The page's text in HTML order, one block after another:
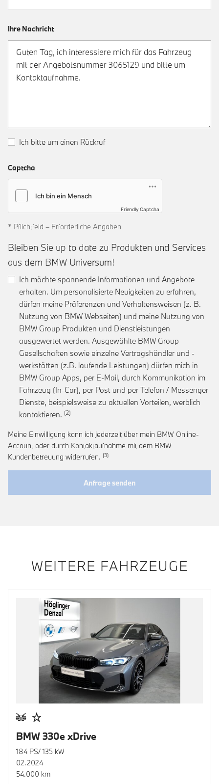
Ihre Nachricht
Ich bitte um einen Rückruf
Captcha
Friendly Captcha
* Pflichtfeld – Erforderliche Angaben
Bleiben Sie up to date zu Produkten und Services
aus dem BMW Universum!
Ich möchte spannende Informationen und Angebote
erhalten. Um personalisierte Neuigkeiten zu erfahren,
dürfen meine Präferenzen und Verhaltensweisen (z. B.
Nutzung von BMW Webseiten) und meine Nutzung von
BMW Group Produkten und Dienstleistungen
ausgewertet werden. Ausgewählte BMW Group
Gesellschaften sowie einzelne Vertragshändler und -
werkstätten (z.B. laufende Leistungen) dürfen mich in
BMW Group Apps, per E-Mail, durch Kommunikation im
Fahrzeug (In-Car), per Post und per Telefon / Messenger
Dienste, beispielsweise zu aktuellen Vorteilen, werblich
kontaktieren. Link zur Fußnote: Einwilligung zur
Meine Einwilligung kann ich jederzeit über mein BMW Online-
Account oder durch Kontaktaufnahme mit dem BMW
Kundenbetreuung widerrufen. Link zur Fußnote: Widerruf der
Anfrage senden
WEITERE FAHRZEUGE
BMW 330e xDrive
184 PS/ 135 kW
02.2024
54.000 km